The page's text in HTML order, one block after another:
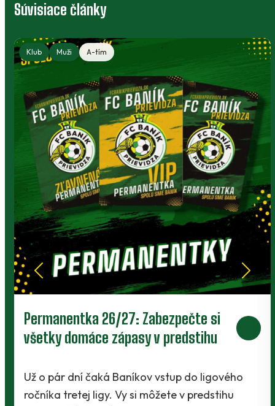
Súvisiace články
Klub Muži A-tím
Prievidza postúpila do 2. kola pohára.
V Kanianke rozhodol z penalty v
Baníci vstúpili do ostrej sezóny súbojom 1.